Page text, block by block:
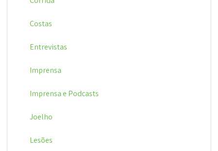
Costas
Entrevistas
Imprensa
Imprensa e Podcasts
Joelho
Lesões